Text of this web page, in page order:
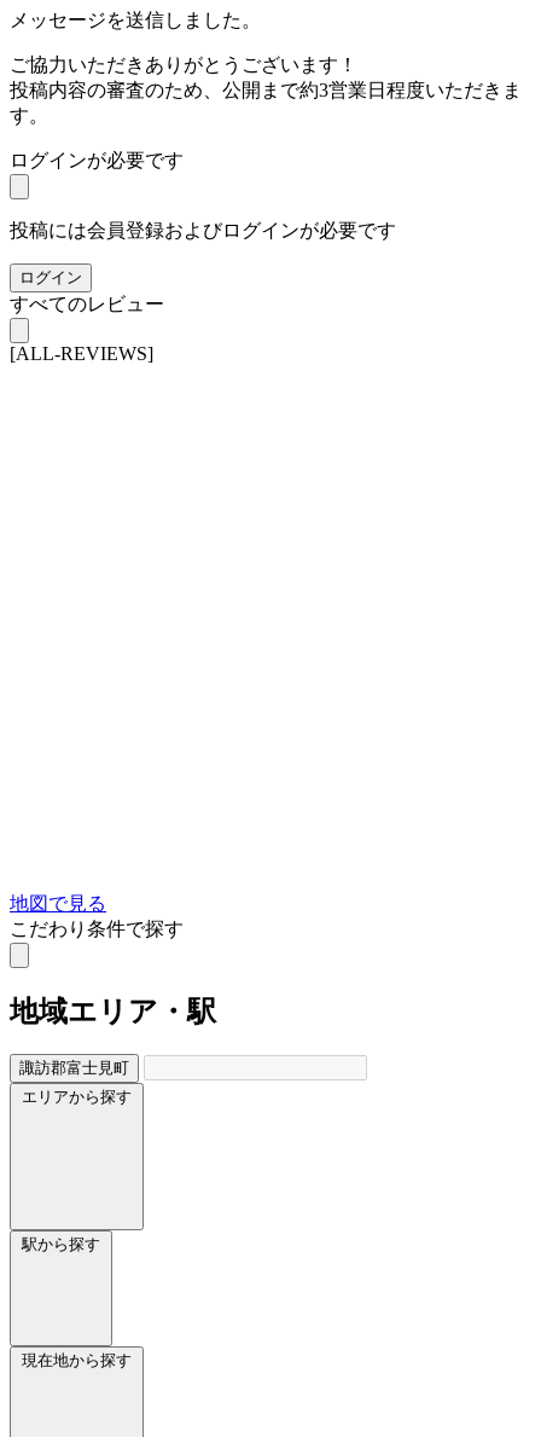
メッセージを送信しました。
ご協力いただきありがとうございます！
投稿内容の審査のため、公開まで約3営業日程度いただきま
す。
ログインが必要です
投稿には会員登録およびログインが必要です
ログイン
すべてのレビュー
[ALL-REVIEWS]
地図で見る
こだわり条件で探す
地域エリア・駅
諏訪郡富士見町
エリアから探す
駅から探す
現在地から探す